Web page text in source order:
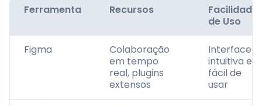
Ferramenta Recursos
Facilidade
de Uso
Figma
Colaboração
em tempo
real, plugins
extensos
Interface
intuitiva e
fácil de
usar